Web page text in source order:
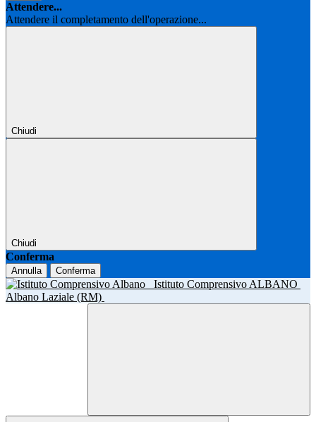
Attendere...
Attendere il completamento dell'operazione...
Chiudi
Chiudi
Conferma
Annulla Conferma
Istituto Comprensivo ALBANO
Albano Laziale (RM)